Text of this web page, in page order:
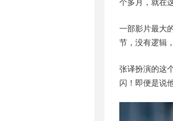
一部影片最大
节，没有逻辑
张译扮演的这
闪！即便是说